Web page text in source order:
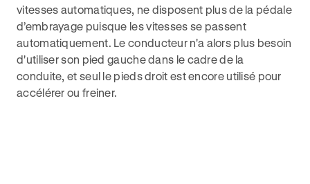
vitesses automatiques, ne disposent plus de la pédale
d’embrayage puisque les vitesses se passent
automatiquement. Le conducteur n'a alors plus besoin
d'utiliser son pied gauche dans le cadre de la
conduite, et seul le pieds droit est encore utilisé pour
accélérer ou freiner.